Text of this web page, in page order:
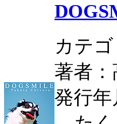
カテゴ
著者：
発行年